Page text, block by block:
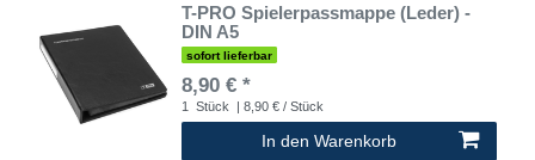
T-PRO Spielerpassmappe (Leder) -
DIN A5
sofort lieferbar
8,90 € *
1 Stück | 8,90 € / Stück
In den Warenkorb